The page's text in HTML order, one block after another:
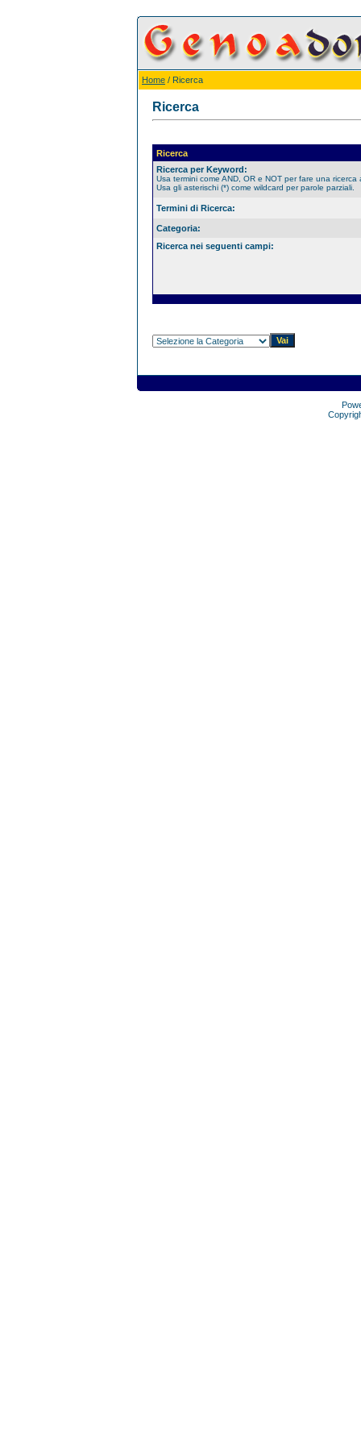
Home / Ricerca
Ricerca
Ricerca
Ricerca per Keyword:
Usa termini come AND, OR e NOT per fare una ricerca
Usa gli asterischi (*) come wildcard per parole parziali.
Termini di Ricerca:
Categoria:
Ricerca nei seguenti campi: